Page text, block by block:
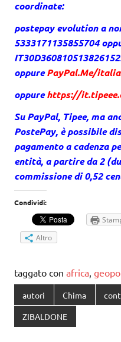
coordinate:
postepay evolution a
5333171135855704
oppurePayPal.Me/
oppure https://
Su PayPal, Tipee, ma
PostePay, è possibile
pagamento a cadenza
entità, a partire da 2
commissione di 0,52
Condividi:
Altro
taggato con africa
autori Chima
ZIBALDONE